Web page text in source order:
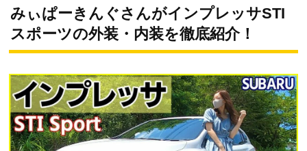
みぃぱーきんぐさんがインプレッサSTI
スポーツの外装・内装を徹底紹介！